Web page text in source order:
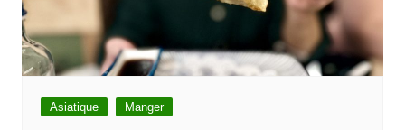
Asiatique Manger